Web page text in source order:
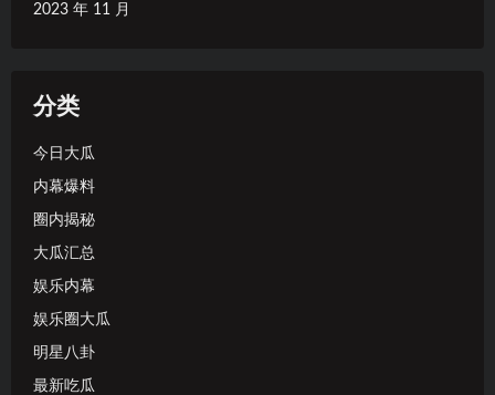
2023 年 11 月
分类
今日大瓜
内幕爆料
圈内揭秘
大瓜汇总
娱乐内幕
娱乐圈大瓜
明星八卦
最新吃瓜